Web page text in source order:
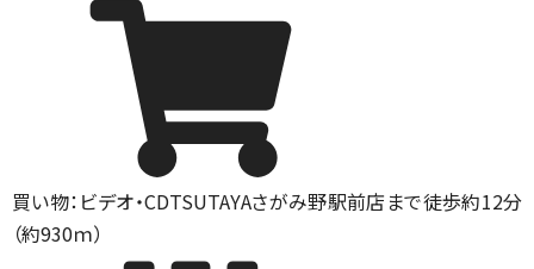
買い物：ビデオ・CDTSUTAYAさがみ野駅前店まで徒歩約12分
（約930ｍ）